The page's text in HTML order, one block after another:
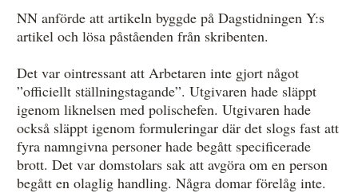
NN anförde att artikeln byggde på Dagstidningen Y:s
artikel och lösa påståenden från skribenten.
Det var ointressant att Arbetaren inte gjort något
”officiellt ställningstagande”. Utgivaren hade släppt
igenom liknelsen med polischefen. Utgivaren hade
också släppt igenom formuleringar där det slogs fast att
fyra namngivna personer hade begått specificerade
brott. Det var domstolars sak att avgöra om en person
begått en olaglig handling. Några domar förelåg inte.